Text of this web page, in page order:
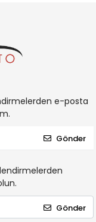
e-posta
Gönder
Gönder